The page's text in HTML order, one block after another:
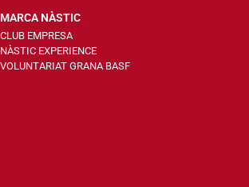
MARCA NÀSTIC
CLUB EMPRESA
NÀSTIC EXPERIENCE
VOLUNTARIAT GRANA BASF